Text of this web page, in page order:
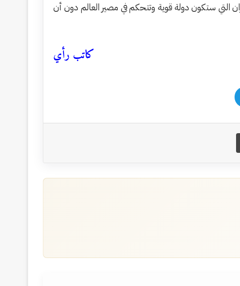
التي ستكون دولة قوية وتتحكم في مصير العالم دون أن
كاتب رأي
طباعة